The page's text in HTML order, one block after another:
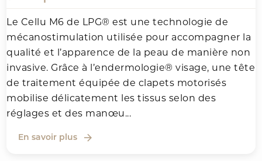
Le Cellu M6 de LPG® est une technologie de
mécanostimulation utilisée pour accompagner la
qualité et l’apparence de la peau de manière non
invasive. Grâce à l’endermologie® visage, une tête
de traitement équipée de clapets motorisés
mobilise délicatement les tissus selon des
réglages et des manœu...
En savoir plus